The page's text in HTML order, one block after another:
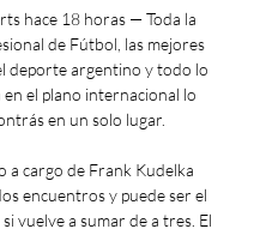
hace 18 horas — Toda la
de Fútbol, las mejores
deporte argentino y todo lo
en el plano internacional lo
en un solo lugar.
a cargo de Frank Kudelka
encuentros y puede ser el
vuelve a sumar de a tres. El